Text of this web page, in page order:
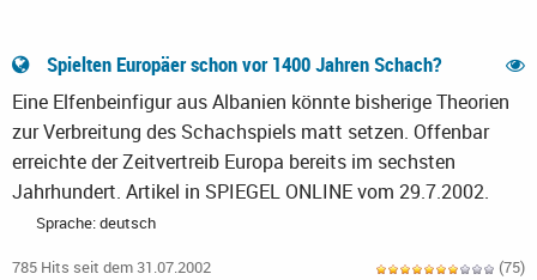
Spielten Europäer schon vor 1400 Jahren Schach?
Eine Elfenbeinfigur aus Albanien könnte bisherige Theorien
zur Verbreitung des Schachspiels matt setzen. Offenbar
erreichte der Zeitvertreib Europa bereits im sechsten
Jahrhundert. Artikel in SPIEGEL ONLINE vom 29.7.2002.
Sprache: deutsch
785 Hits seit dem 31.07.2002 (75)